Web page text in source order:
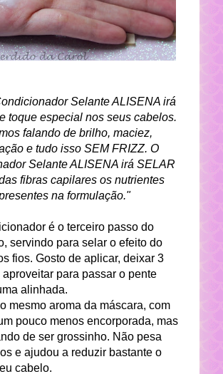
Selante ALISENA irá
toque especial nos seus cabelos.
falando de brilho, maciez,
e tudo isso SEM FRIZZ. O
Selante ALISENA irá SELAR
fibras capilares os nutrientes
na formulação."
é o terceiro passo do
servindo para selar o efeito do
fios. Gosto de aplicar, deixar 3
aproveitar para passar o pente
alinhada.
mesmo aroma da máscara, com
pouco menos encorporada, mas
de ser grossinho. Não pesa
e ajudou a reduzir bastante o
cabelo.